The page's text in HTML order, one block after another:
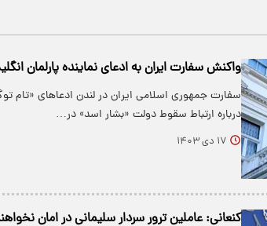
واکنش سفارت ایران به ادعای نماینده پارلمان
سفارت جمهوری اسلامی ایران در لندن ادعاهای «تام
درباره ارتباط سقوط دولت «بشار اسد» در…
۱۷ دی ۱۴۰۳
کنعانی: عاملین ترور سردار سلیمانی در امان